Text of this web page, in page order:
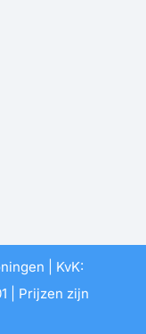
| KvK:
| Prijzen zijn